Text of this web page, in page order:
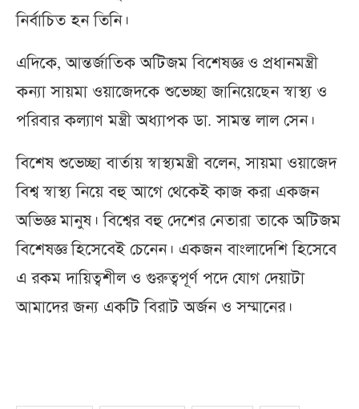
নির্বাচিত হন তিনি।
এদিকে, আন্তর্জাতিক অটিজম বিশেষজ্ঞ ও প্রধানমন্ত্রী
কন্যা সায়মা ওয়াজেদকে শুভেচ্ছা জানিয়েছেন স্বাস্থ্য ও
পরিবার কল্যাণ মন্ত্রী অধ্যাপক ডা. সামন্ত লাল সেন।
বিশেষ শুভেচ্ছা বার্তায় স্বাস্থ্যমন্ত্রী বলেন, সায়মা ওয়াজেদ
বিশ্ব স্বাস্থ্য নিয়ে বহু আগে থেকেই কাজ করা একজন
অভিজ্ঞ মানুষ। বিশ্বের বহু দেশের নেতারা তাকে অটিজম
বিশেষজ্ঞ হিসেবেই চেনেন। একজন বাংলাদেশি হিসেবে
এ রকম দায়িত্বশীল ও গুরুত্বপূর্ণ পদে যোগ দেয়াটা
আমাদের জন্য একটি বিরাট অর্জন ও সম্মানের।